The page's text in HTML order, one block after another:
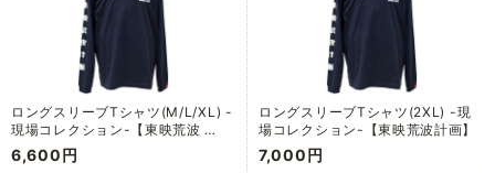
ロングスリーブTシャツ(M/L/XL) -
現場コレクション-【東映荒波 …
6,600円
ロングスリーブTシャツ(2XL) -現
場コレクション-【東映荒波計画】
7,000円